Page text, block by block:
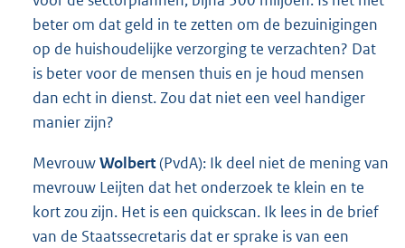
beter om dat geld in te zetten om de bezuinigingen
op de huishoudelijke verzorging te verzachten? Dat
is beter voor de mensen thuis en je houd mensen
dan echt in dienst. Zou dat niet een veel handiger
manier zijn?
MevrouwWolbert(PvdA): Ik deel niet de mening van
mevrouw Leijten dat het onderzoek te klein en te
kort zou zijn. Het is een quickscan. Ik lees in de brief
van de Staatssecretaris dat er sprake is van een